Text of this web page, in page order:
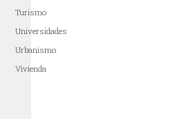
Turismo
Universidades
Urbanismo
Vivienda